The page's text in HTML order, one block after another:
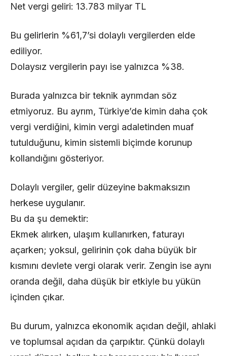
Net vergi geliri: 13.783 milyar TL
Bu gelirlerin %61,7’si dolaylı vergilerden elde
ediliyor.
Dolaysız vergilerin payı ise yalnızca %38.
Burada yalnızca bir teknik ayrımdan söz
etmiyoruz. Bu ayrım, Türkiye’de kimin daha çok
vergi verdiğini, kimin vergi adaletinden muaf
tutulduğunu, kimin sistemli biçimde korunup
kollandığını gösteriyor.
Dolaylı vergiler, gelir düzeyine bakmaksızın
herkese uygulanır.
Bu da şu demektir:
Ekmek alırken, ulaşım kullanırken, faturayı
açarken; yoksul, gelirinin çok daha büyük bir
kısmını devlete vergi olarak verir. Zengin ise aynı
oranda değil, daha düşük bir etkiyle bu yükün
içinden çıkar.
Bu durum, yalnızca ekonomik açıdan değil, ahlaki
ve toplumsal açıdan da çarpıktır. Çünkü dolaylı